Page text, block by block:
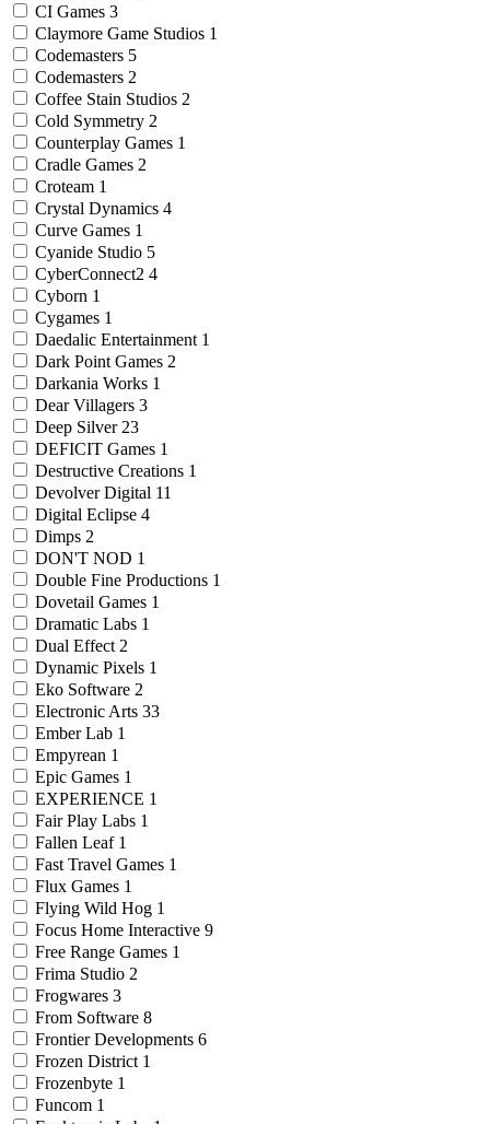
CI Games 3
Claymore Game Studios 1
Codemasters 5
Codemasters 2
Coffee Stain Studios 2
Cold Symmetry 2
Counterplay Games 1
Cradle Games 2
Croteam 1
Crystal Dynamics 4
Curve Games 1
Cyanide Studio 5
CyberConnect2 4
Cyborn 1
Cygames 1
Daedalic Entertainment 1
Dark Point Games 2
Darkania Works 1
Dear Villagers 3
Deep Silver 23
DEFICIT Games 1
Destructive Creations 1
Devolver Digital 11
Digital Eclipse 4
Dimps 2
DON'T NOD 1
Double Fine Productions 1
Dovetail Games 1
Dramatic Labs 1
Dual Effect 2
Dynamic Pixels 1
Eko Software 2
Electronic Arts 33
Ember Lab 1
Empyrean 1
Epic Games 1
EXPERIENCE 1
Fair Play Labs 1
Fallen Leaf 1
Fast Travel Games 1
Flux Games 1
Flying Wild Hog 1
Focus Home Interactive 9
Free Range Games 1
Frima Studio 2
Frogwares 3
From Software 8
Frontier Developments 6
Frozen District 1
Frozenbyte 1
Funcom 1